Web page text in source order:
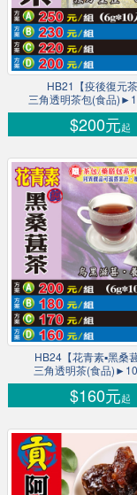
HB21【疫後復元茶
三角透明茶包(食品
$200元起
HB24【花青素▪黑桑
三角透明茶(食品
$160元起